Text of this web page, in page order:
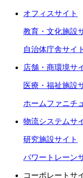
オフィスサイト
教育・文化施設
自治体庁舎サイト
店舗・商環境サ
医療・福祉施設
ホームファニチ
物流システムサ
研究施設サイト
パワートレーン
コーポレートサ